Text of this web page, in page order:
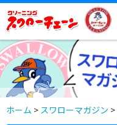
ホーム > スワローマガジン >